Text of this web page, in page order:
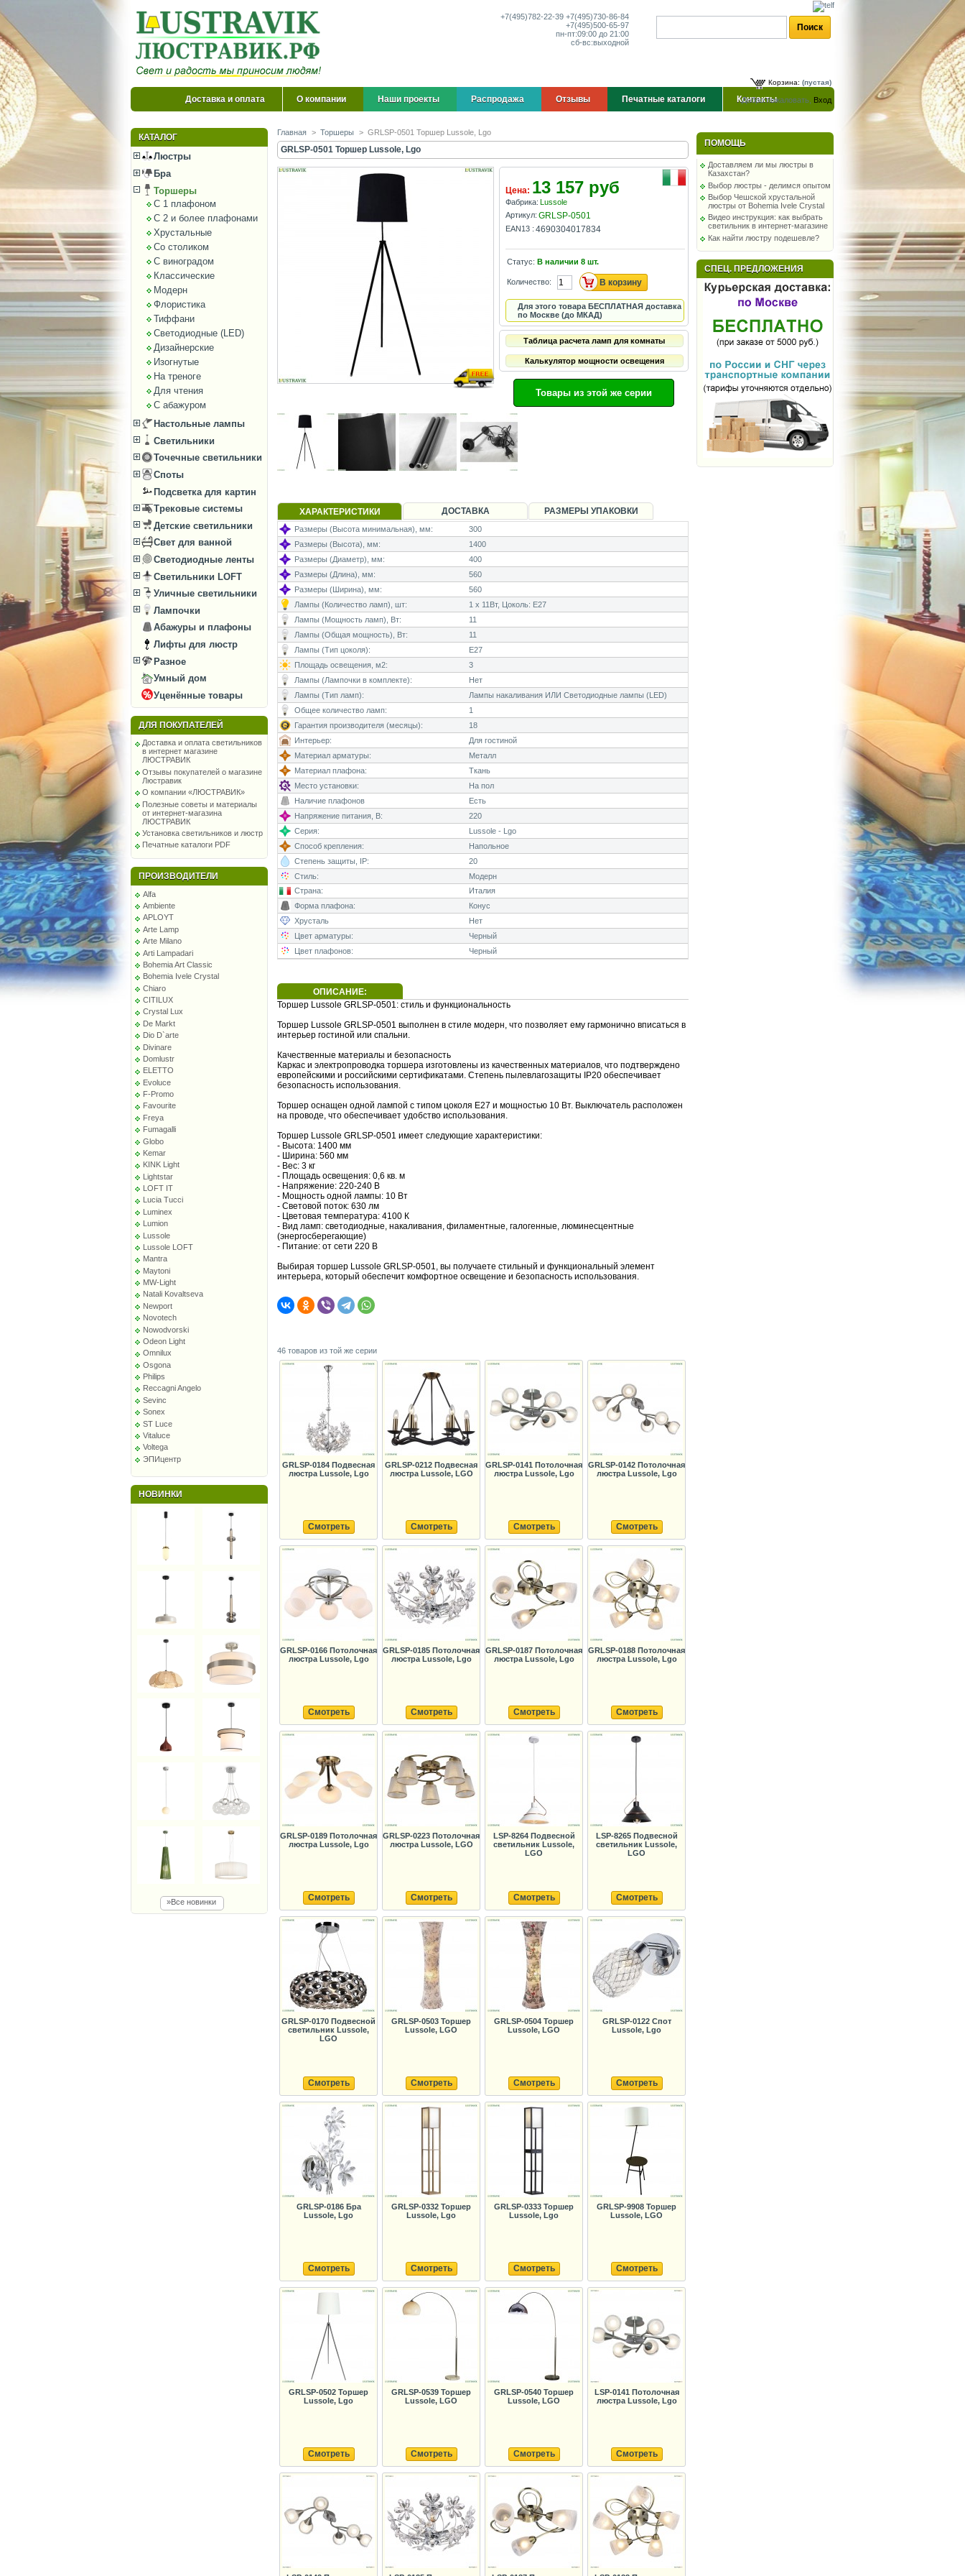
+7(495)782-22-39 +7(495)730-86-84
+7(495)500-65-97
пн-пт:09:00 до 21:00
сб-вс:выходной
Корзина: (пустая)
Добро пожаловать, Вход
Доставка и оплата О компании Наши проекты Распродажа Отзывы Печатные каталоги Контакты
КАТАЛОГ
Люстры
Бра
Торшеры
С 1 плафоном
С 2 и более плафонами
Хрустальные
Со столиком
С виноградом
Классические
Модерн
Флористика
Тиффани
Светодиодные (LED)
Дизайнерские
Изогнутые
На треноге
Для чтения
С абажуром
Настольные лампы
Светильники
Точечные светильники
Споты
Подсветка для картин
Трековые системы
Детские светильники
Свет для ванной
Светодиодные ленты
Светильники LOFT
Уличные светильники
Лампочки
Абажуры и плафоны
Лифты для люстр
Разное
Умный дом
Уценённые товары
ДЛЯ ПОКУПАТЕЛЕЙ
Доставка и оплата светильников
в интернет магазине
ЛЮСТРАВИК
Отзывы покупателей о магазине
Люстравик
О компании «ЛЮСТРАВИК»
Полезные советы и материалы
от интернет-магазина
ЛЮСТРАВИК
Установка светильников и люстр
Печатные каталоги PDF
ПРОИЗВОДИТЕЛИ
Alfa
Ambiente
APLOYT
Arte Lamp
Arte Milano
Arti Lampadari
Bohemia Art Classic
Bohemia Ivele Crystal
Chiaro
CITILUX
Crystal Lux
De Markt
Dio D`arte
Divinare
Domlustr
ELETTO
Evoluce
F-Promo
Favourite
Freya
Fumagalli
Globo
Kemar
KINK Light
Lightstar
LOFT IT
Lucia Tucci
Luminex
Lumion
Lussole
Lussole LOFT
Mantra
Maytoni
MW-Light
Natali Kovaltseva
Newport
Novotech
Nowodvorski
Odeon Light
Omnilux
Osgona
Philips
Reccagni Angelo
Sevinc
Sonex
ST Luce
Vitaluce
Voltega
ЭПИцентр
НОВИНКИ
»Все новинки
Главная > Торшеры > GRLSP-0501 Торшер Lussole, Lgo
GRLSP-0501 Торшер Lussole, Lgo
Цена: 13 157 руб
Фабрика: Lussole
Артикул: GRLSP-0501
EAN13 : 4690304017834
Статус: В наличии 8 шт.
Количество:
Для этого товара БЕСПЛАТНАЯ доставка
по Москве (до МКАД)
Таблица расчета ламп для комнаты
Калькулятор мощности освещения
Товары из этой же серии
ХАРАКТЕРИСТИКИ ДОСТАВКА РАЗМЕРЫ УПАКОВКИ
Размеры (Высота минимальная), мм:
300
Размеры (Высота), мм:
1400
Размеры (Диаметр), мм:
400
Размеры (Длина), мм:
560
Размеры (Ширина), мм:
560
Лампы (Количество ламп), шт:
1 x 11Вт, Цоколь: E27
Лампы (Мощность ламп), Вт:
11
Лампы (Общая мощность), Вт:
11
Лампы (Тип цоколя):
E27
Площадь освещения, м2:
3
Лампы (Лампочки в комплекте):
Нет
Лампы (Тип ламп):
Лампы накаливания ИЛИ Светодиодные лампы (LED)
Общее количество ламп:
1
Гарантия производителя (месяцы):
18
Интерьер:
Для гостиной
Материал арматуры:
Металл
Материал плафона:
Ткань
Место установки:
На пол
Наличие плафонов
Есть
Напряжение питания, В:
220
Серия:
Lussole - Lgo
Способ крепления:
Напольное
Степень защиты, IP:
20
Стиль:
Модерн
Страна:
Италия
Форма плафона:
Конус
Хрусталь
Нет
Цвет арматуры:
Черный
Цвет плафонов:
Черный
ОПИСАНИЕ:
Торшер Lussole GRLSP-0501: стиль и функциональность
Торшер Lussole GRLSP-0501 выполнен в стиле модерн, что позволяет ему гармонично вписаться в
интерьер гостиной или спальни.
Качественные материалы и безопасность
Каркас и электропроводка торшера изготовлены из качественных материалов, что подтверждено
европейскими и российскими сертификатами. Степень пылевлагозащиты IP20 обеспечивает
безопасность использования.
Торшер оснащен одной лампой с типом цоколя E27 и мощностью 10 Вт. Выключатель расположен
на проводе, что обеспечивает удобство использования.
Торшер Lussole GRLSP-0501 имеет следующие характеристики:
- Высота: 1400 мм
- Ширина: 560 мм
- Вес: 3 кг
- Площадь освещения: 0,6 кв. м
- Напряжение: 220-240 В
- Мощность одной лампы: 10 Вт
- Световой поток: 630 лм
- Цветовая температура: 4100 К
- Вид ламп: светодиодные, накаливания, филаментные, галогенные, люминесцентные
(энергосберегающие)
- Питание: от сети 220 В
Выбирая торшер Lussole GRLSP-0501, вы получаете стильный и функциональный элемент
интерьера, который обеспечит комфортное освещение и безопасность использования.
46 товаров из той же серии
GRLSP-0184 Подвесная
люстра Lussole, Lgo
Смотреть
GRLSP-0212 Подвесная
люстра Lussole, LGO
Смотреть
GRLSP-0141 Потолочная
люстра Lussole, Lgo
Смотреть
GRLSP-0142 Потолочная
люстра Lussole, Lgo
Смотреть
GRLSP-0166 Потолочная
люстра Lussole, Lgo
Смотреть
GRLSP-0185 Потолочная
люстра Lussole, Lgo
Смотреть
GRLSP-0187 Потолочная
люстра Lussole, Lgo
Смотреть
GRLSP-0188 Потолочная
люстра Lussole, Lgo
Смотреть
GRLSP-0189 Потолочная
люстра Lussole, Lgo
Смотреть
GRLSP-0223 Потолочная
люстра Lussole, LGO
Смотреть
LSP-8264 Подвесной
светильник Lussole,
LGO
Смотреть
LSP-8265 Подвесной
светильник Lussole,
LGO
Смотреть
GRLSP-0170 Подвесной
светильник Lussole,
LGO
Смотреть
GRLSP-0503 Торшер
Lussole, LGO
Смотреть
GRLSP-0504 Торшер
Lussole, LGO
Смотреть
GRLSP-0122 Спот
Lussole, Lgo
Смотреть
GRLSP-0186 Бра
Lussole, Lgo
Смотреть
GRLSP-0332 Торшер
Lussole, Lgo
Смотреть
GRLSP-0333 Торшер
Lussole, Lgo
Смотреть
GRLSP-9908 Торшер
Lussole, LGO
Смотреть
GRLSP-0502 Торшер
Lussole, Lgo
Смотреть
GRLSP-0539 Торшер
Lussole, LGO
Смотреть
GRLSP-0540 Торшер
Lussole, LGO
Смотреть
LSP-0141 Потолочная
люстра Lussole, Lgo
Смотреть
ПОМОЩЬ
Доставляем ли мы люстры в
Казахстан?
Выбор люстры - делимся опытом
Выбор Чешской хрустальной
люстры от Bohemia Ivele Crystal
Видео инструкция: как выбрать
светильник в интернет-магазине
Как найти люстру подешевле?
СПЕЦ. ПРЕДЛОЖЕНИЯ